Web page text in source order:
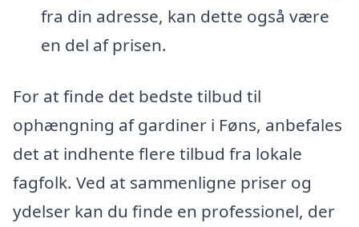
fra din adresse, kan dette også være
en del af prisen.
For at finde det bedste tilbud til
ophængning af gardiner i Føns, anbefales
det at indhente flere tilbud fra lokale
fagfolk. Ved at sammenligne priser og
ydelser kan du finde en professionel, der